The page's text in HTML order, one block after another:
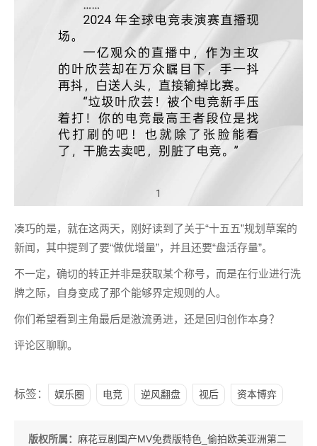
凑巧的是，就在这两天，刚好读到了关于“十五五”规划草案的
新闻，其中提到了要“做优增量”，并且还要“盘活存量”。
不一定，确切的转正并非是获取某个称号，而是在行业进行洗
牌之际，自身变成了那个能够界定规则的人。
你们希望看到主角最后是激流勇进，还是回归创作本身？
评论区聊聊。
标签： 娱乐圈 电竞 逆风翻盘 视后 资本博弈
版权所属： 麻花豆剧国产MV免费版特色_偷拍欧美亚洲第二